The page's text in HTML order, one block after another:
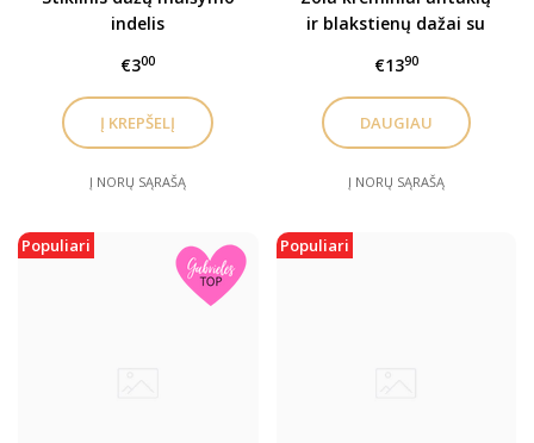
indelis
€300
Į NORŲ SĄRAŠĄ
ir blakstienų dažai su
€1390
DAUGIAU
Į NORŲ SĄRAŠĄ
Populiari Populiari